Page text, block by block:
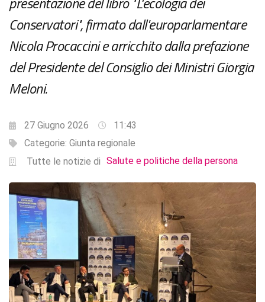
Conservatori", firmato dall'europarlamentare
Nicola Procaccini e arricchito dalla prefazione
del Presidente del Consiglio dei Ministri Giorgia
Meloni.
27 Giugno 2026
11:43
Categorie: Giunta regionale
Tutte le notizie di Salute e politiche della persona